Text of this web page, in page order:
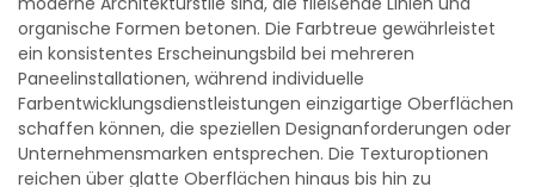
organische Formen betonen. Die Farbtreue gewährleistet
ein konsistentes Erscheinungsbild bei mehreren
Paneelinstallationen, während individuelle
Farbentwicklungsdienstleistungen einzigartige Oberflächen
schaffen können, die speziellen Designanforderungen oder
Unternehmensmarken entsprechen. Die Texturoptionen
reichen über glatte Oberflächen hinaus bis hin zu